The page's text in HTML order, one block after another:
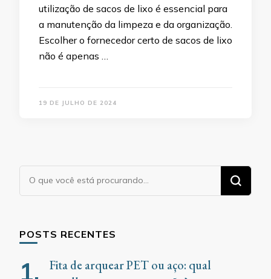
utilização de sacos de lixo é essencial para
a manutenção da limpeza e da organização.
Escolher o fornecedor certo de sacos de lixo
não é apenas …
19 DE JULHO DE 2024
Procurando
algo?
POSTS RECENTES
Fita de arquear PET ou aço: qual